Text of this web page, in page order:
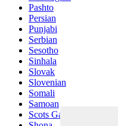
Pashto
Persian
Punjabi
Serbian
Sesotho
Sinhala
Slovak
Slovenian
Somali
Samoan
Scots Gaelic